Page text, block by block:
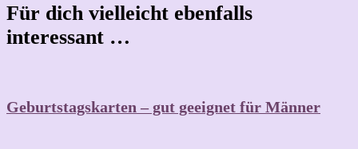
Für dich vielleicht ebenfalls
interessant …
Geburtstagskarten – gut geeignet für Männer